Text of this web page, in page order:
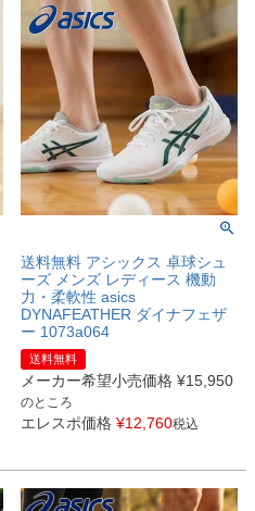
送料無料 アシックス 卓球シュ
ーズ メンズ レディース 機動
力・柔軟性 asics
DYNAFEATHER ダイナフェザ
ー 1073a064
送料無料
メーカー希望小売価格 ¥15,950
のところ
エレスポ価格 ¥12,760税込